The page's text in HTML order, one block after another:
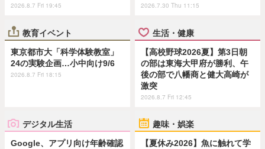
2026.8.7 Fri 19:45 2026.7.30 Thu 11:15
教育イベント
東京都市大「科学体験教室」
24の実験企画…小中向け9/6
2026.8.7 Fri 18:15
生活・健康
【高校野球2026夏】第3日朝
の部は東海大甲府が勝利、午
後の部で八幡商と健大高崎が
激突
2026.8.7 Fri 12:45
デジタル生活
Google、アプリ向け年齢確認
趣味・娯楽
【夏休み2026】魚に触れて学